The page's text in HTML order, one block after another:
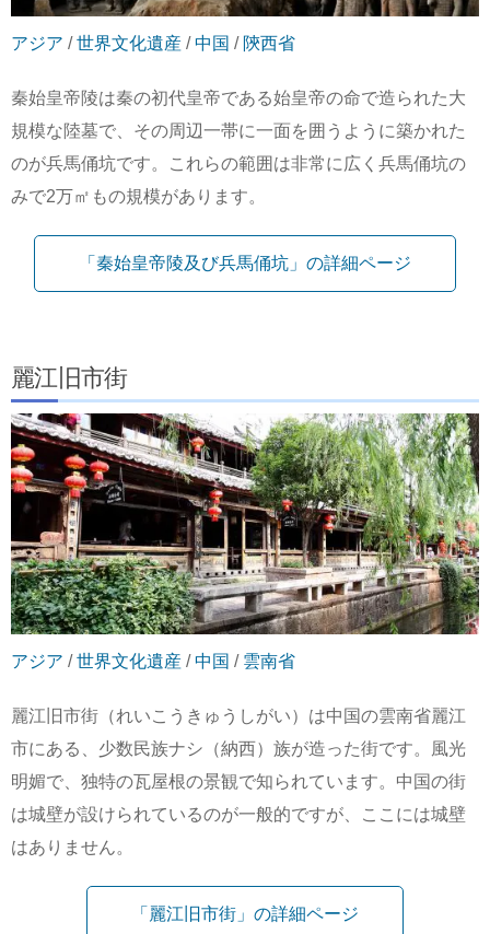
アジア /世界文化遺産 /中国 / 陝西省
秦始皇帝陵は秦の初代皇帝である始皇帝の命で造られた大
規模な陸墓で、その周辺一帯に一面を囲うように築かれた
のが兵馬俑坑です。これらの範囲は非常に広く兵馬俑坑の
みで2万㎡もの規模があります。
「秦始皇帝陵及び兵馬俑坑」の詳細ページ
麗江旧市街
アジア /世界文化遺産 /中国 / 雲南省
麗江旧市街（れいこうきゅうしがい）は中国の雲南省麗江
市にある、少数民族ナシ（納西）族が造った街です。風光
明媚で、独特の瓦屋根の景観で知られています。中国の街
は城壁が設けられているのが一般的ですが、ここには城壁
はありません。
「麗江旧市街」の詳細ページ